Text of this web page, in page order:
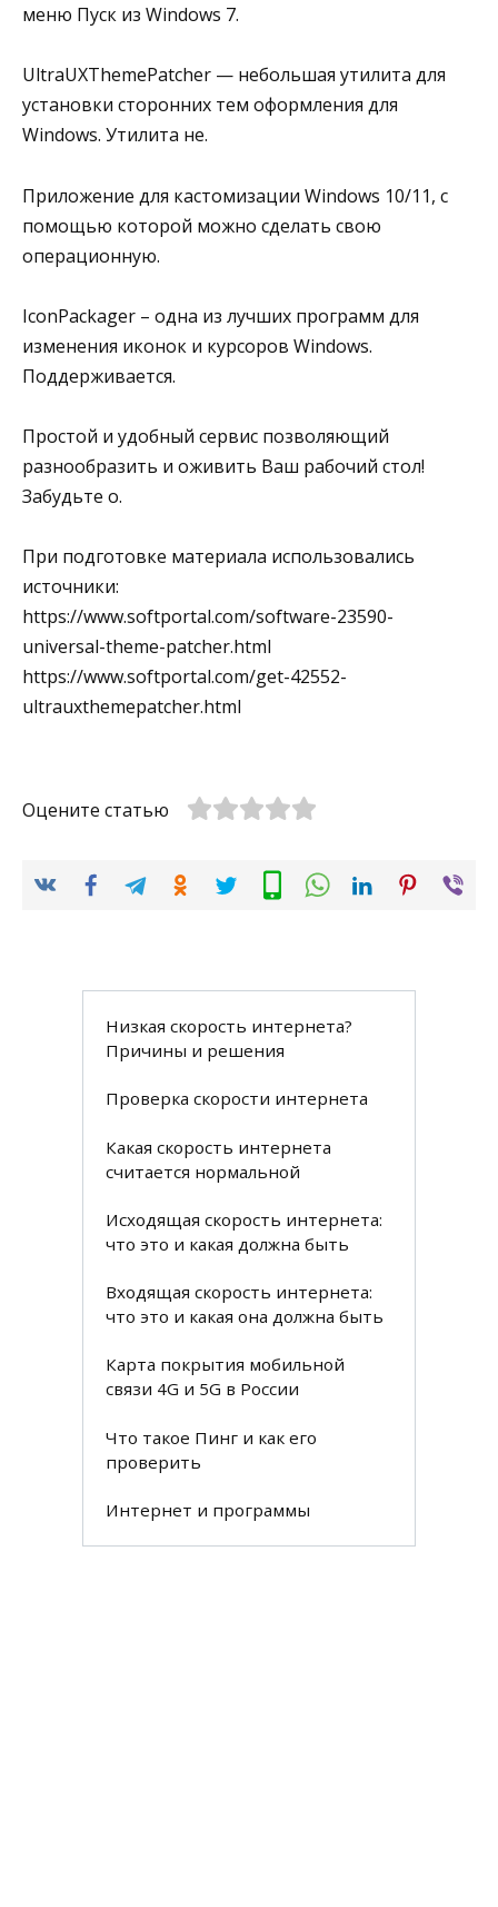
меню Пуск из Windows 7.
UltraUXThemePatcher — небольшая утилита для
установки сторонних тем оформления для
Windows. Утилита не.
Приложение для кастомизации Windows 10/11, с
помощью которой можно сделать свою
операционную.
IconPackager – одна из лучших программ для
изменения иконок и курсоров Windows.
Поддерживается.
Простой и удобный сервис позволяющий
разнообразить и оживить Ваш рабочий стол!
Забудьте о.
При подготовке материала использовались
источники:
https://www.softportal.com/software-23590-
universal-theme-patcher.html
https://www.softportal.com/get-42552-
ultrauxthemepatcher.html
Оцените статью
Низкая скорость интернета?
Причины и решения
Проверка скорости интернета
Какая скорость интернета
считается нормальной
Исходящая скорость интернета:
что это и какая должна быть
Входящая скорость интернета:
что это и какая она должна быть
Карта покрытия мобильной
связи 4G и 5G в России
Что такое Пинг и как его
проверить
Интернет и программы